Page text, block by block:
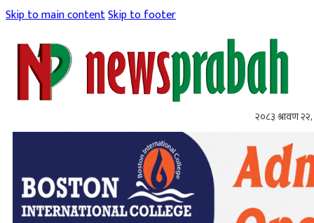
Skip to main contentSkip to footer
२०८३ श्रावण २२,